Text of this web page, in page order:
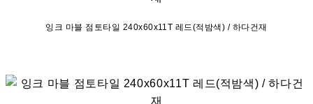
잉크 마블 점토타일 240x60x11T 레드(적밤색) / 하다건재